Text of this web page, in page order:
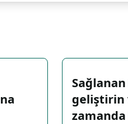
geliştirin